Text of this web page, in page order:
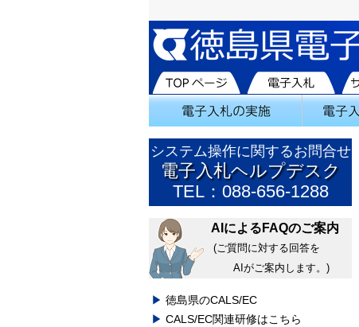
システム操作に関するお問合せ
電子入札ヘルプデスク
TEL：088-656-1288
AIによるFAQのご案内
(ご質問に対する回答を
AIがご案内します。)
徳島県のCALS/EC
CALS/EC関連研修はこちら